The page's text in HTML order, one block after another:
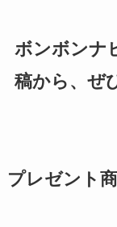
ボンボンナ
稿から、ぜ
プレゼント